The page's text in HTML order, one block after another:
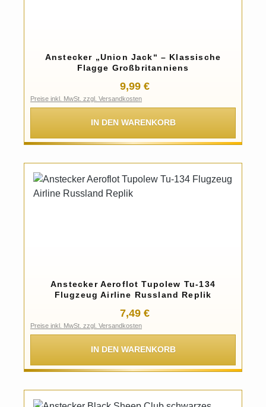
Anstecker „Union Jack“ – Klassische
Flagge Großbritanniens
Regulärer Preis:
9,99 €
Preise inkl. MwSt. zzgl. Versandkosten
IN DEN WARENKORB
Anstecker Aeroflot Tupolew Tu-134
Flugzeug Airline Russland Replik
Regulärer Preis:
7,49 €
Preise inkl. MwSt. zzgl. Versandkosten
IN DEN WARENKORB